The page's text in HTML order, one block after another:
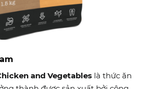
and Vegetables là thức ăn